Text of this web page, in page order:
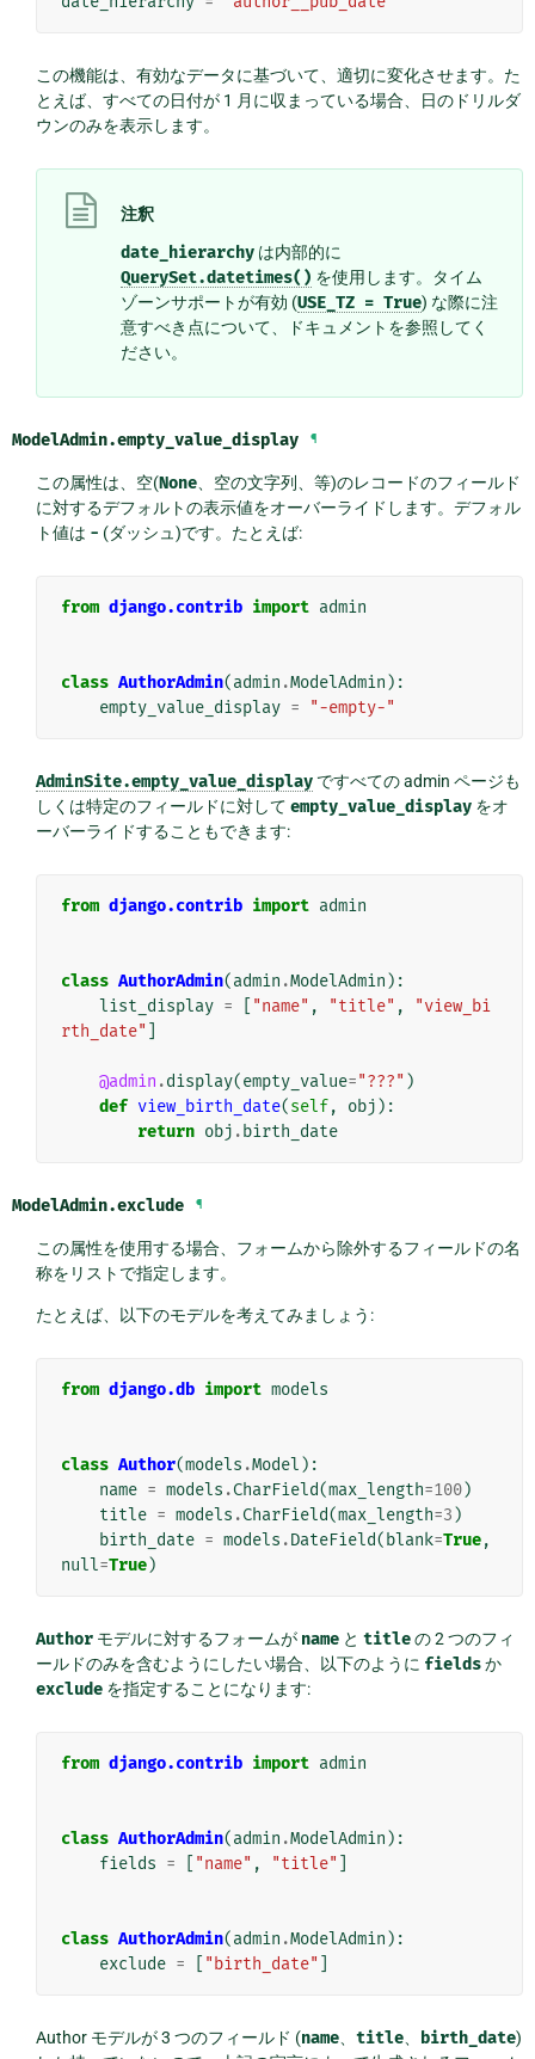
この機能は、有効なデータに基づいて、適切に変化させます。た
とえば、すべての日付が 1 月に収まっている場合、日のドリルダ
ウンのみを表示します。
注釈
date_hierarchyは内部的に
QuerySet.datetimes() を使用します。タイム
ゾーンサポートが有効 (USE_TZ = True) な際に注
意すべき点について、ドキュメントを参照してく
ださい。
ModelAdmin.empty_value_display ¶
この属性は、空(None、空の文字列、等)のレコードのフィールド
に対するデフォルトの表示値をオーバーライドします。デフォル
ト値は - (ダッシュ)です。たとえば:
from django.contrib import admin
class AuthorAdmin(admin .ModelAdmin ):
empty_value_display = "-empty-"
AdminSite.empty_value_displayですべての admin ページも
しくは特定のフィールドに対して empty_value_displayをオ
ーバーライドすることもできます:
from django.contrib import admin
class AuthorAdmin(admin .ModelAdmin ):
list_display = "name" , "title" ,
"view_bi
rth_date"
@admin .display(empty_value="???" )
def view_birth_date(self, obj ):
return obj . birth_date
ModelAdmin.exclude ¶
この属性を使用する場合、フォームから除外するフィールドの名
称をリストで指定します。
たとえば、以下のモデルを考えてみましょう:
from django.db import models
class Author(models .Model ):
name = models .CharField(max_length=100)
title = models .CharField(max_length=3 )
birth_date = models .DateField( blank=True,
null=True)
Authorモデルに対するフォームが nameと titleの 2 つのフィ
ールドのみを含むようにしたい場合、以下のように fieldsか
excludeを指定することになります:
from django.contrib import admin
class AuthorAdmin(admin .ModelAdmin ):
fields = "name" , "title"
class AuthorAdmin(admin .ModelAdmin ):
exclude = "birth_date"
Author モデルが 3 つのフィールド (name、 title、 birth_date)